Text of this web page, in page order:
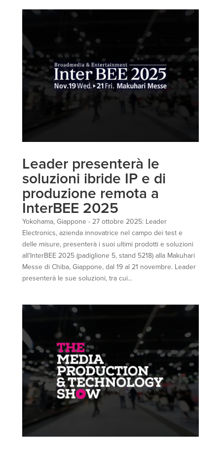
Leader presenterà le
soluzioni ibride IP e di
produzione remota a
InterBEE 2025
Yokohama, Giappone - 27 ottobre 2025: Leader
Electronics, azienda innovatrice nel campo dei test e
delle misure, presenterà i suoi ultimi prodotti e soluzioni
all'InterBEE 2025 (padiglione 5, stand 5218) alla Makuhari
Messe di Chiba, Giappone, dal 19 al 21 novembre. Leader
presenterà le sue soluzioni, tra cui...